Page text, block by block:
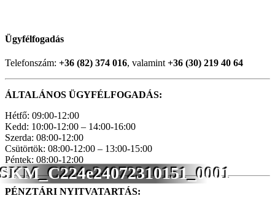
SKM_C224e24072310151_0001
Ügyfélfogadás
Telefonszám: +36 (82) 374 016, valamint +36 (30) 219 40 64
ÁLTALÁNOS ÜGYFÉLFOGADÁS:
Hétfő: 09:00-12:00
Kedd: 10:00-12:00 – 14:00-16:00
Szerda: 08:00-12:00
Csütörtök: 08:00-12:00 – 13:00-15:00
Péntek: 08:00-12:00
PÉNZTÁRI NYITVATARTÁS: